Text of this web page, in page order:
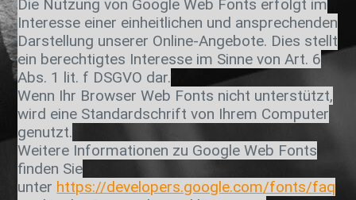
Die Nutzung von Google Web Fonts erfolgt im
Interesse einer einheitlichen und ansprechenden
Darstellung unserer Online-Angebote. Dies stellt
ein berechtigtes Interesse im Sinne von Art. 6
Abs. 1 lit. f DSGVO dar.
Wenn Ihr Browser Web Fonts nicht unterstützt,
wird eine Standardschrift von Ihrem Computer
genutzt.
Weitere Informationen zu Google Web Fonts
finden Sie
unter https://developers.google.com/fonts/faq